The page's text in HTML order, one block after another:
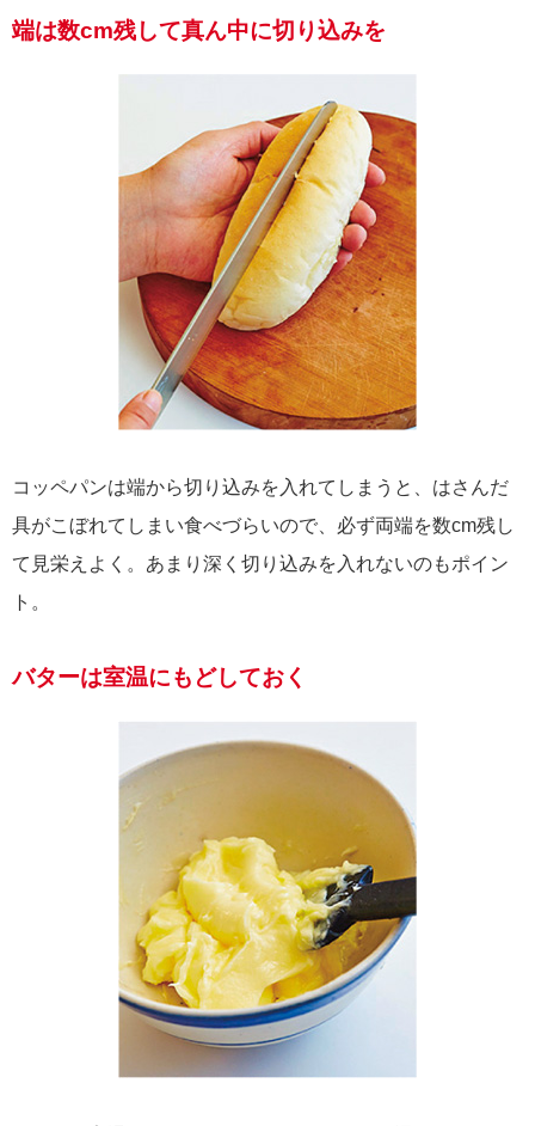
端は数cm残して真ん中に切り込みを
コッペパンは端から切り込みを入れてしまうと、はさんだ
具がこぼれてしまい食べづらいので、必ず両端を数cm残し
て見栄えよく。あまり深く切り込みを入れないのもポイン
ト。
バターは室温にもどしておく